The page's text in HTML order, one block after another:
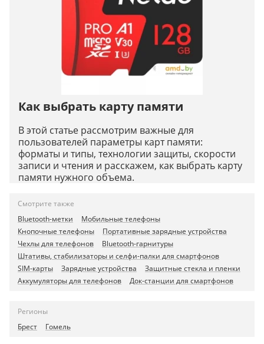
Как выбрать карту памяти
В этой статье рассмотрим важные для
пользователей параметры карт памяти:
форматы и типы, технологии защиты, скорости
записи и чтения и расскажем, как выбрать карту
памяти нужного объема.
Смотрите также
Bluetooth-метки
Мобильные телефоны
Кнопочные телефоны
Портативные зарядные устройства
Чехлы для телефонов
Bluetooth-гарнитуры
Штативы, стабилизаторы и селфи-палки для смартфонов
SIM-карты
Зарядные устройства
Защитные стекла и пленки
Аккумуляторы для телефонов
Док-станции для смартфонов
Регионы
Брест
Гомель